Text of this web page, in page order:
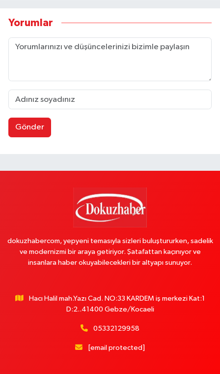
Yorumlar
Gönder
dokuzhabercom, yepyeni temasıyla sizleri buluştururken, sadelik
ve modernizmi bir araya getiriyor. Şatafattan kaçınıyor ve
insanlara haber okuyabilecekleri bir altyapı sunuyor.
Hacı Halil mah.Yazı Cad. NO:33 KARDEM iş merkezi Kat:1
D:2..41400 Gebze/Kocaeli
05332129958
[email protected]